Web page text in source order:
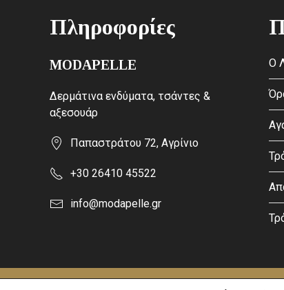
Πληροφορίες
MODAPELLE
Δερμάτινα ενδύματα, τσάντες &
αξεσουάρ
Παπαστράτου 72, Αγρίνιο
+30 26410 45522
info@modapelle.gr
Ο